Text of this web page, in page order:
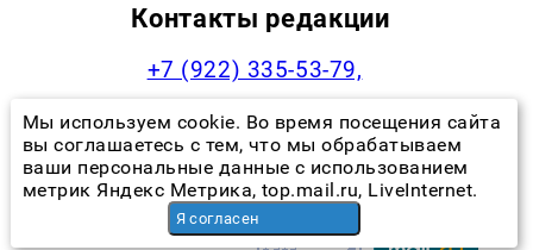
Контакты редакции
+7 (922) 335-53-79,
news@progorodchelny.ru
Наша статистика
Мы используем cookie. Во время посещения сайта
вы соглашаетесь с тем, что мы обрабатываем
ваши персональные данные с использованием
метрик Яндекс Метрика, top.mail.ru, LiveInternet.
Я согласен